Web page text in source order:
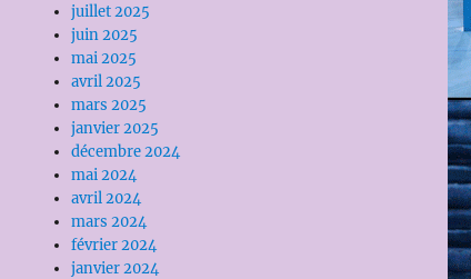
juillet 2025
juin 2025
mai 2025
avril 2025
mars 2025
janvier 2025
décembre 2024
mai 2024
avril 2024
mars 2024
février 2024
janvier 2024